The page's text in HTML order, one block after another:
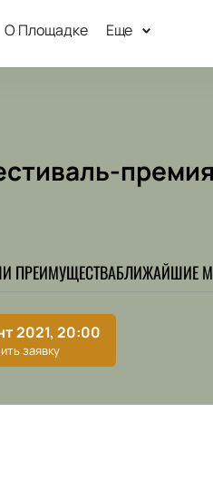
О Площадке Еще
ПРЕИМУЩЕСТВАБЛИЖАЙШИЕ